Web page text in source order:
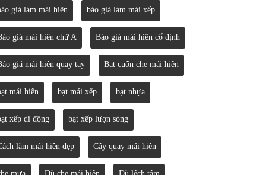
giá làm mái hiên báo giá làm mái xếp
giá mái hiên chữ A Báo giá mái hiên cố định
giá mái hiên quay tay Bạt cuốn che mái hiên
mái hiên bạt mái xếp bạt nhựa
xếp di động bạt xếp lượn sóng
làm mái hiên đẹp Cây quay mái hiên